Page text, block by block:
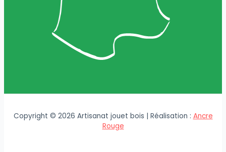
Copyright © 2026 Artisanat jouet bois | Réalisation : Ancre
Rouge